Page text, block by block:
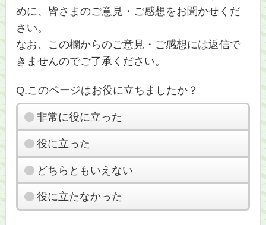
めに、皆さまのご意見・ご感想をお聞かせくだ
さい。
なお、この欄からのご意見・ご感想には返信で
きませんのでご了承ください。
Q.このページはお役に立ちましたか？
非常に役に立った
役に立った
どちらともいえない
役に立たなかった